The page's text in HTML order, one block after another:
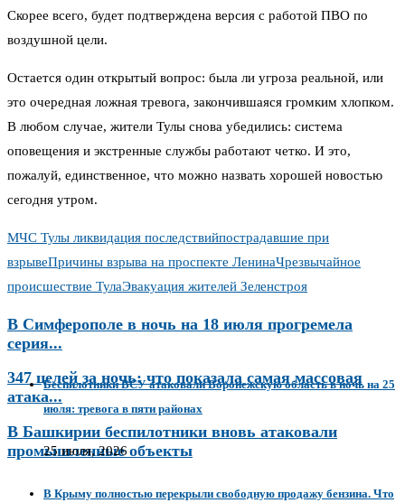
Скорее всего, будет подтверждена версия с работой ПВО по
воздушной цели.
Остается один открытый вопрос: была ли угроза реальной, или
это очередная ложная тревога, закончившаяся громким хлопком.
В любом случае, жители Тулы снова убедились: система
оповещения и экстренные службы работают четко. И это,
пожалуй, единственное, что можно назвать хорошей новостью
сегодня утром.
МЧС Тулы ликвидация последствийпострадавшие при
взрывеПричины взрыва на проспекте ЛенинаЧрезвычайное
происшествие ТулаЭвакуация жителей Зеленстроя
В Симферополе в ночь на 18 июля прогремела
серия...
347 целей за ночь: что показала самая массовая
атака...
В Башкирии беспилотники вновь атаковали
промышленные объекты
Беспилотники ВСУ атаковали Воронежскую область в ночь на 25
июля: тревога в пяти районах
25 июля, 2026
В Крыму полностью перекрыли свободную продажу бензина. Что